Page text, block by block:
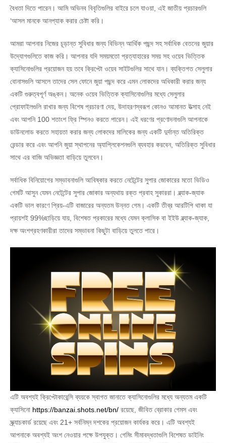
বৈধতা দিতে পারেন। আমি অভিনব বিবৃতিগুলির বাইরে চলে যাওয়া, এই জাতীয় প্রচারগুলি
‘আসল মানকে আনপ্যাক করার চেষ্টা করি।
আমরা আপনার নিজের চূড়ান্ত সুবিধার জন্য বিভিন্ন আর্থিক পছন্দ সহ সর্বাধিক বেতনের জুয়ার
উদ্যোগগুলিতে কাজ করি। আপনার যদি সময়মতো প্রত্যাহারের সময় সহ ওয়েব ভিত্তিক
ক্যাসিনোগুলির প্রয়োজন হয় তবে ক্রিপ্টো ওয়েব সাইটগুলির সাথে যান। ব্যক্তিগত সেলুলার
বোনাসগুলি আসলে তাদের সেল ফোনে জুয়া পছন্দ করে এমন লোকদের অধিকারী করার জন্য
একটি গুরুত্বপূর্ণ অঙ্কন। অনেক ওয়েব ভিত্তিক ক্যাসিনোগুলির মধ্যে সেলুলার
প্রোফাইলগুলি রাখার জন্য বিশেষ প্রচারণা দেয়, উদাহরণস্বরূপ কোনও আমানত উত্সাহ নেই
এবং আপনি 100 শতাংশ ফ্রি স্পিনও করতে পারেন। এই ধরণের প্রণোদনাগুলি আপনাকে
ডাউনলোড করতে সহায়তা করার জন্য লোকদের মালিকের জন্য একটি দুর্দান্ত অতিরিক্ত
রেন্ডার করে এবং আপনি জুয়া স্থাপনের অ্যাপ্লিকেশনগুলি ব্যবহার করবেন, অতিরিক্ত সুবিধার
সাথে এর বাজি অভিজ্ঞতা বাড়িয়ে তুলবেন।
সর্বাধিক বিনিয়োগের সম্ভাবনাগুলি আবিষ্কার করতে নেটেন্টের সুপার জোকারের মতো ভিডিও
গেমটি আসুন যেমন নেটেন্টের সুপার জোকার অন্যথায় রক্ত ​​প্রবাহ সুকাররা। ব্ল্যাক-জ্যাক
একটি ভাল কারণে প্রিয়-এটি বাজারের অন্যতম উন্নত গেম। একটি তীব্র আরটিপি থাকা যা
প্রায়শই 99%ছাড়িয়ে যায়, বিশেষত প্রকারের মধ্যে যেমন ক্লাসিক বা ইইউ ব্ল্যাক-জ্যাক,
দক্ষ অংশগ্রহণকারীরা তাদের সম্ভাবনা কিছুটা বাড়িয়ে তুলতে পারে।
এটি অবশ্যই ক্রিপ্টোকারেন্সি ব্যয়কে স্বাগত জানাতে ক্যাসিনোগুলির মধ্যে অন্যতম একটি
ক্যাসিনো https://banzai.shots.net/bn/ রয়েছে, জীবিত ব্রোকার গেমস এবং
স্ক্র্যাচকার্ড রয়েছে এবং 21+ সর্বনিম্ন দশকের প্রয়োজন কার্যকর করে। এটি অবশ্যই
আপনাকে অবশ্যই অংশ নেওয়ার পক্ষে উপযুক্ত। গেমিং সীমাবদ্ধতাগুলি বিশেষত ডাইনিং